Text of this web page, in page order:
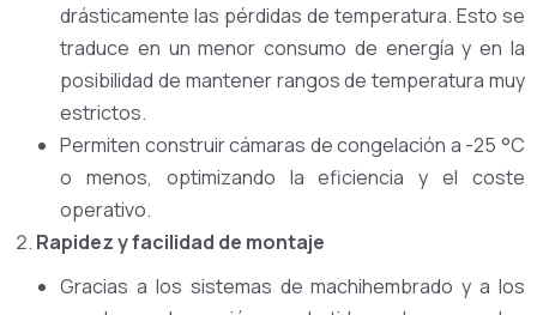
drásticamente las pérdidas de temperatura. Esto se
traduce en un menor consumo de energía y en la
posibilidad de mantener rangos de temperatura muy
estrictos.
Permiten construir cámaras de congelación a -25 °C
o menos, optimizando la eficiencia y el coste
operativo.
Rapidez y facilidad de montaje
Gracias a los sistemas de machihembrado y a los